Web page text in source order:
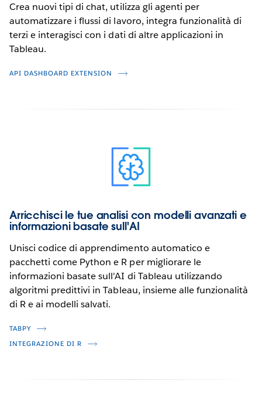
Crea nuovi tipi di chat, utilizza gli agenti per
automatizzare i flussi di lavoro, integra funzionalità di
terzi e interagisci con i dati di altre applicazioni in
Tableau.
API DASHBOARD EXTENSION
Arricchisci le tue analisi con modelli avanzati e
informazioni basate sull'AI
Unisci codice di apprendimento automatico e
pacchetti come Python e R per migliorare le
informazioni basate sull'AI di Tableau utilizzando
algoritmi predittivi in Tableau, insieme alle funzionalità
di R e ai modelli salvati.
TABPY
INTEGRAZIONE DI R